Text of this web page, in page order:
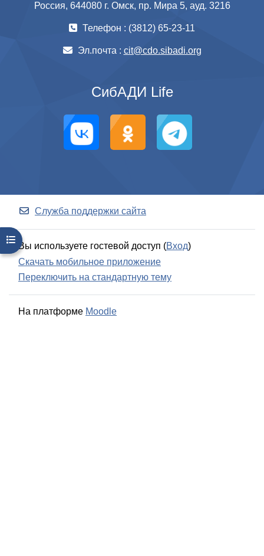
Открыть оглавление курса
Россия, 644080 г. Омск, пр. Мира 5, ауд. 3216
Телефон : (3812) 65-23-11
Эл.почта : cit@cdo.sibadi.org
СибАДИ Life
Служба поддержки сайта
Вы используете гостевой доступ (Вход)
Скачать мобильное приложение
Переключить на стандартную тему
На платформе Moodle